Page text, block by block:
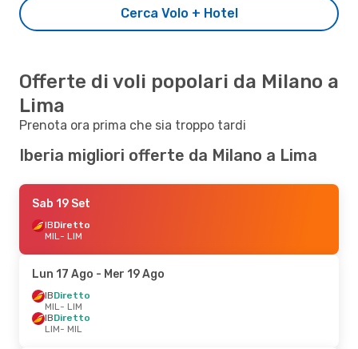
Cerca Volo + Hotel
Offerte di voli popolari da Milano a
Lima
Prenota ora prima che sia troppo tardi
Iberia migliori offerte da Milano a Lima
Sab 19 Set
IBDiretto
MIL- LIM
Lun 17 Ago - Mer 19 Ago
IBDiretto
MIL- LIM
IBDiretto
LIM- MIL